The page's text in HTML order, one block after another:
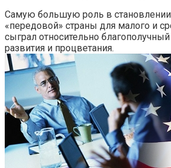
Самую большую роль в
«передовой» страны для малого и
сыграл относительно
развития и процветания.